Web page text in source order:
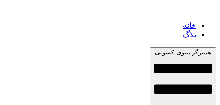
خانه
بلاگ
همبرگر منوی کشویی